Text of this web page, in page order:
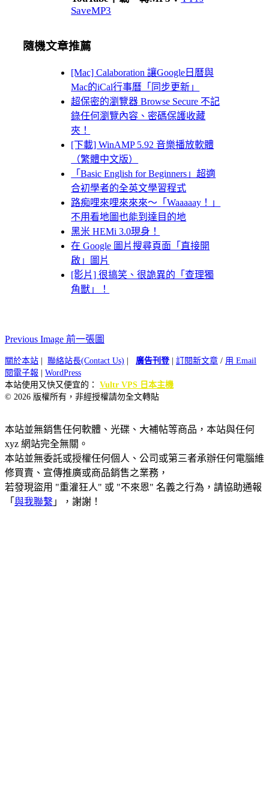
SaveMP3
隨機文章推薦
[Mac] Calaboration 讓Google日曆與
Mac的iCal行事曆「同步更新」
超保密的瀏覽器 Browse Secure 不記
錄任何瀏覽內容、密碼保護收藏
夾！
[下載] WinAMP 5.92 音樂播放軟體
（繁體中文版）
「Basic English for Beginners」超適
合初學者的全英文學習程式
路痴哩來哩來來來～「Waaaaay！」
不用看地圖也能到達目的地
黑米 HEMi 3.0現身！
在 Google 圖片搜尋頁面「直接開
啟」圖片
[影片] 很搞笑、很詭異的「查理獨
角獸」！
Previous Image 前一張圖
關於本站 聯絡站長(Contact Us) 廣告刊登| 訂閱新文章 / 用 Email
閱電子報
WordPress
本站使用又快又便宜的： Vultr VPS 日本主機
© 2026 版權所有，非經授權請勿全文轉貼
本站並無銷售任何軟體、光碟、大補帖等商品，本站與任何
xyz 網站完全無關。
本站並無委託或授權任何個人、公司或第三者承辦任何電腦維
修買賣、宣傳推廣或商品銷售之業務，
若發現盜用 "重灌狂人" 或 "不來恩" 名義之行為，請協助通報
「 與我聯繫 」，謝謝！